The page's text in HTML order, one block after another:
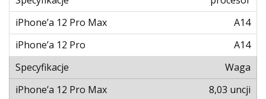
A14
A14
Waga
8,03 uncji